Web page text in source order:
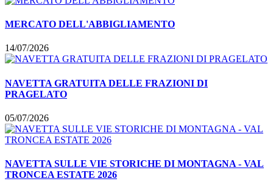
MERCATO DELL'ABBIGLIAMENTO
14/07/2026
NAVETTA GRATUITA DELLE FRAZIONI DI
PRAGELATO
05/07/2026
NAVETTA SULLE VIE STORICHE DI MONTAGNA - VAL
TRONCEA ESTATE 2026